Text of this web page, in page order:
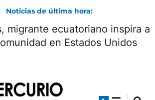
Noticias de última hora:
migrante ecuatoriano inspira a
en Estados Unidos